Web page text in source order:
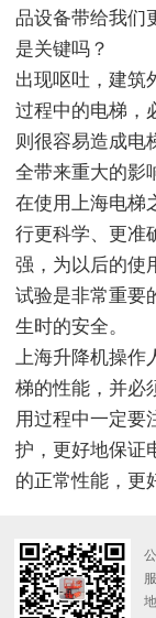
品设备带给我们
是关键吗？
出现呕吐，建筑
过程中的电梯，
则很容易造成电
全带来重大的影
在使用上海电梯
行更科学、更准
强，为以后的使
试验是非常重要
生时的安全。
上海升降机操作
梯的性能，并必
用过程中一定要
护，更好地保证
的正常性能，更